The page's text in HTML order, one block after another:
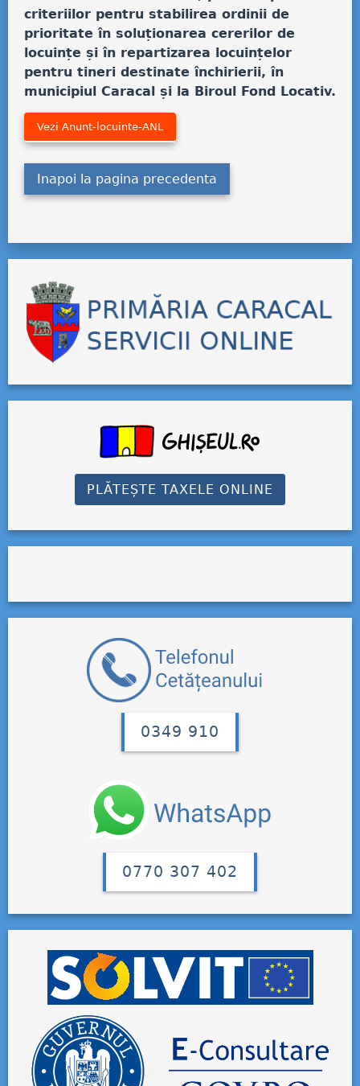
criteriilor pentru stabilirea ordinii de
prioritate în soluționarea cererilor de
locuințe și în repartizarea locuințelor
pentru tineri destinate închirierii, în
municipiul Caracal și la Biroul Fond Locativ.
Vezi Anunt-locuinte-ANL
Inapoi la pagina precedenta
PLĂTEȘTE TAXELE ONLINE
0349 910
0770 307 402